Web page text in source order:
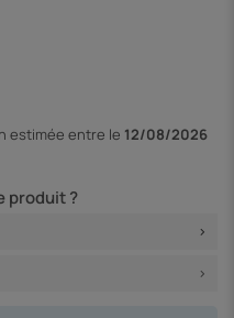
estimée entre le 12/08/2026
produit ?